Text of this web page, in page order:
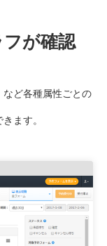
が確認
など各種属性ごとの
ます。